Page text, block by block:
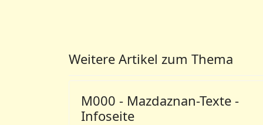
Weitere Artikel zum Thema
M000 - Mazdaznan-Texte -
Infoseite